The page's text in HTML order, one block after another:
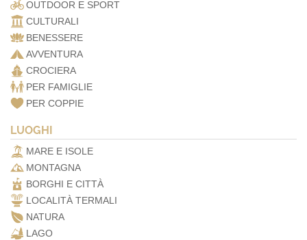
OUTDOOR E SPORT
CULTURALI
BENESSERE
AVVENTURA
CROCIERA
PER FAMIGLIE
PER COPPIE
LUOGHI
MARE E ISOLE
MONTAGNA
BORGHI E CITTÀ
LOCALITÀ TERMALI
NATURA
LAGO